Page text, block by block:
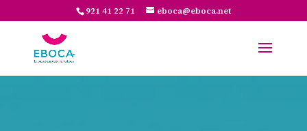
921 41 22 71 eboca@eboca.net